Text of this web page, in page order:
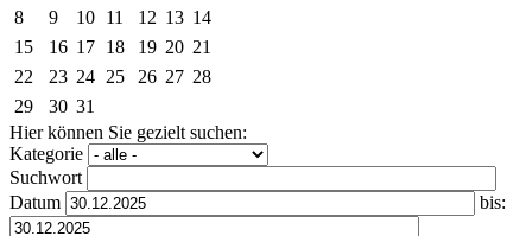
8
9 10 11 12 13 14
15
16 17 18 19 20 21
22
23 24 25 26 27 28
29
30 31
Hier können Sie gezielt suchen:
Kategorie
Suchwort
Datum
bis: